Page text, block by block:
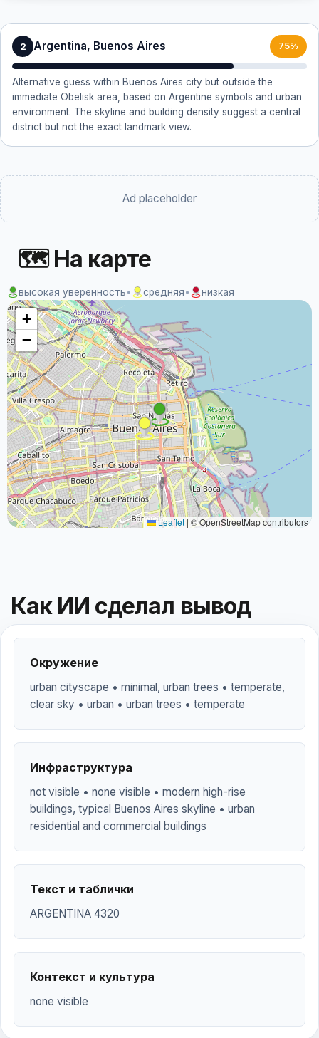
2 Argentina, Buenos Aires 75%
Alternative guess within Buenos Aires city but outside the
immediate Obelisk area, based on Argentine symbols and urban
environment. The skyline and building density suggest a central
district but not the exact landmark view.
Ad placeholder
🗺 На карте
высокая уверенность• средняя• низкая
+
−
Leaflet | © OpenStreetMap contributors
Как ИИ сделал вывод
Окружение
urban cityscape • minimal, urban trees • temperate,
clear sky • urban • urban trees • temperate
Инфраструктура
not visible • none visible • modern high-rise
buildings, typical Buenos Aires skyline • urban
residential and commercial buildings
Текст и таблички
ARGENTINA 4320
Контекст и культура
none visible